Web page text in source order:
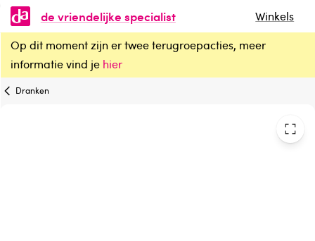
de vriendelijke specialist
Winkels
Op dit moment zijn er twee terugroepacties, meer
informatie vind je hier
Roosvicee Fruitkracht ferro
Dranken